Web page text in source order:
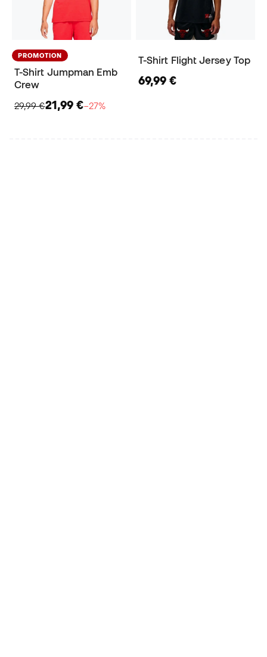
PROMOTION
T-Shirt Jumpman Emb
Crew
29,99 €21,99 €−27%
T-Shirt Flight Jersey Top
69,99 €